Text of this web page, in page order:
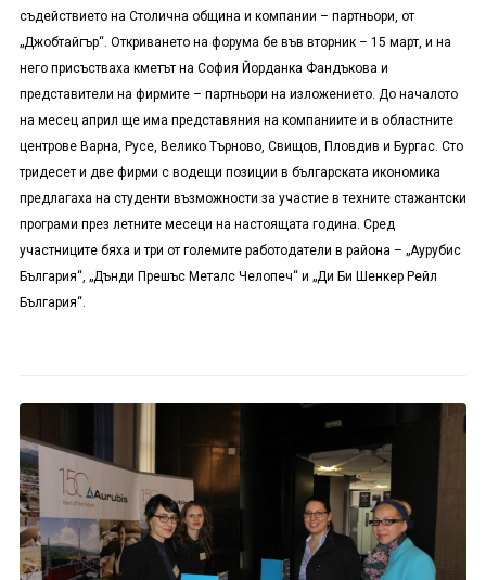
съдействието на Столична община и компании – партньори, от
„Джобтайгър“. Откриването на форума бе във вторник – 15 март, и на
него присъстваха кметът на София Йорданка Фандъкова и
представители на фирмите – партньори на изложението. До началото
на месец април ще има представяния на компаниите и в областните
центрове Варна, Русе, Велико Търново, Свищов, Пловдив и Бургас. Сто
тридесет и две фирми с водещи позиции в българската икономика
предлагаха на студенти възможности за участие в техните стажантски
програми през летните месеци на настоящата година. Сред
участниците бяха и три от големите работодатели в района – „Аурубис
България“, „Дънди Прешъс Металс Челопеч“ и „Ди Би Шенкер Рейл
България“.